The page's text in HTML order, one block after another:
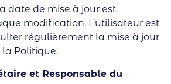
date de mise à jour est
modification. L’utilisateur est
régulièrement la mise à jour
Politique.
et Responsable du